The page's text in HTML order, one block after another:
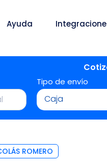
Ayuda
Tipo de envío
Caja
ROMERO